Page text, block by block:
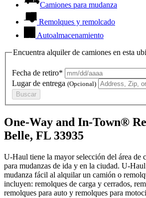
Camiones para mudanza
Remolques y remolcado
Autoalmacenamiento
Encuentra alquiler de camiones en esta
Fecha de retiro*
Lugar de entrega (Opcional)
Buscar
One-Way and In-Town®
Belle, FL 33935
U-Haul tiene la mayor selección del área de
para mudanzas de ida y en la ciudad. U-Haul
mudanza fácil al alquilar un camión o
incluyen: remolques de carga y cerrados,
remolques para auto y remolques para